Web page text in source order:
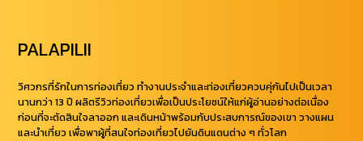
PALAPILII
วิศวกรที่รักในการท่องเที่ยว ทำงานประจำและท่องเที่ยวควบคุ่กันไปเป็นเวลา
นานกว่า 13 ปี ผลิตรีวิวท่องเที่ยวเพื่อเป็นประโยชน์ให้แก่ผู้อ่านอย่างต่อเนื่อง
ก่อนที่จะตัดสินใจลาออก และเดินหน้าพร้อมกับประสบการณ์ของเขา วางแผน
และนำเที่ยว เพื่อพาผู้ที่สนใจท่องเที่ยวไปยันดินแดนต่าง ๆ ทั่วโลก